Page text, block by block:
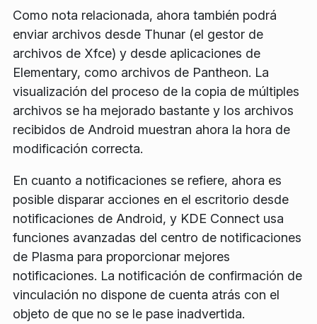
Como nota relacionada, ahora también podrá
enviar archivos desde Thunar (el gestor de
archivos de Xfce) y desde aplicaciones de
Elementary, como archivos de Pantheon. La
visualización del proceso de la copia de múltiples
archivos se ha mejorado bastante y los archivos
recibidos de Android muestran ahora la hora de
modificación correcta.
En cuanto a notificaciones se refiere, ahora es
posible disparar acciones en el escritorio desde
notificaciones de Android, y KDE Connect usa
funciones avanzadas del centro de notificaciones
de Plasma para proporcionar mejores
notificaciones. La notificación de confirmación de
vinculación no dispone de cuenta atrás con el
objeto de que no se le pase inadvertida.